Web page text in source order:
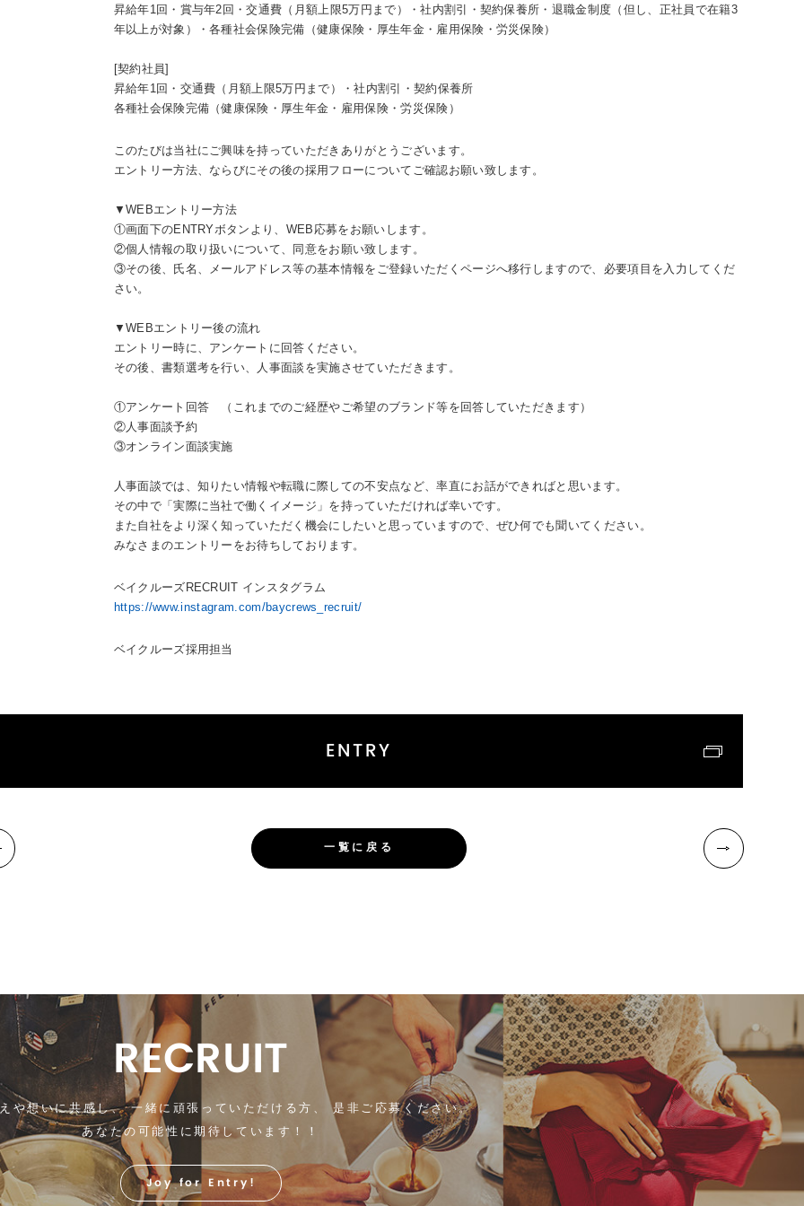
昇給年1回・賞与年2回・交通費（月額上限5万円まで）・社内割引・契約保養所・退職金制度（但し、正社員で在籍3
年以上が対象）・各種社会保険完備（健康保険・厚生年金・雇用保険・労災保険）
[契約社員]
昇給年1回・交通費（月額上限5万円まで）・社内割引・契約保養所
各種社会保険完備（健康保険・厚生年金・雇用保険・労災保険）
このたびは当社にご興味を持っていただきありがとうございます。
エントリー方法、ならびにその後の採用フローについてご確認お願い致します。
▼WEBエントリー方法
①画面下のENTRYボタンより、WEB応募をお願いします。
②個人情報の取り扱いについて、同意をお願い致します。
③その後、氏名、メールアドレス等の基本情報をご登録いただくページへ移行しますので、必要項目を入力してくだ
さい。
▼WEBエントリー後の流れ
エントリー時に、アンケートに回答ください。
その後、書類選考を行い、人事面談を実施させていただきます。
①アンケート回答 （これまでのご経歴やご希望のブランド等を回答していただきます）
②人事面談予約
③オンライン面談実施
人事面談では、知りたい情報や転職に際しての不安点など、率直にお話ができればと思います。
その中で「実際に当社で働くイメージ」を持っていただければ幸いです。
また自社をより深く知っていただく機会にしたいと思っていますので、ぜひ何でも聞いてください。
みなさまのエントリーをお待ちしております。
ベイクルーズRECRUIT インスタグラム
https://www.instagram.com/baycrews_recruit/
ベイクルーズ採用担当
ENTRY
一覧に戻る
RECRUIT
や想いに共感し、一緒に頑張っていただける方、
是非ご応募ください。
あなたの可能性に期待しています！！
Joy for Entry!